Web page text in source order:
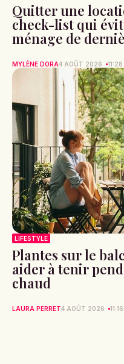
Quitter une
check-list qui
ménage de
MYLÈNE DORA4 AOÛT 2026 11:28
LIFESTYLE
Plantes sur le
aider à tenir
chaud
LAURA PERRET4 AOÛT 2026 11:16